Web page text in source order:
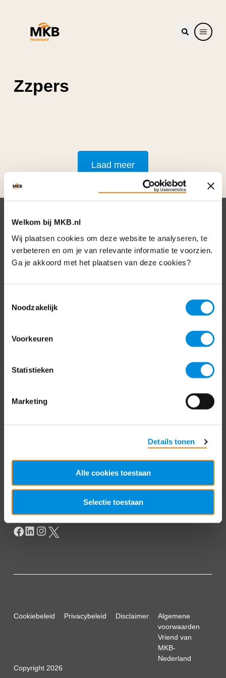
Welkom bij MKB.nl
Wij plaatsen cookies om deze website te analyseren, te
verbeteren en om je van relevante informatie te voorzien.
Ga je akkoord met het plaatsen van deze cookies?
Noodzakelijk
Voorkeuren
Statistieken
Marketing
Details tonen
Alle cookies toestaan
Selectie toestaan
Zzpers
Laad meer
Nieuwsbrief
Elke week hét nieuws dat ondernemers raakt.
Schrijf je nu in voor de MKB-Nederland
nieuwsbrief.
Direct naar
2594 AV Den Haag
2509 AA Den Haag
Cookiebeleid Privacybeleid Disclaimer
Algemene
voorwaarden
Vriend van
MKB-
Nederland
Copyright 2026